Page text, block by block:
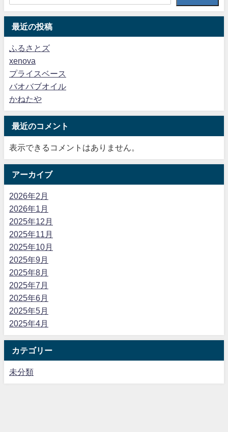
最近の投稿
ふるさとズ
xenova
プライスベース
バオバブオイル
かねたや
最近のコメント
表示できるコメントはありません。
アーカイブ
2026年2月
2026年1月
2025年12月
2025年11月
2025年10月
2025年9月
2025年8月
2025年7月
2025年6月
2025年5月
2025年4月
カテゴリー
未分類